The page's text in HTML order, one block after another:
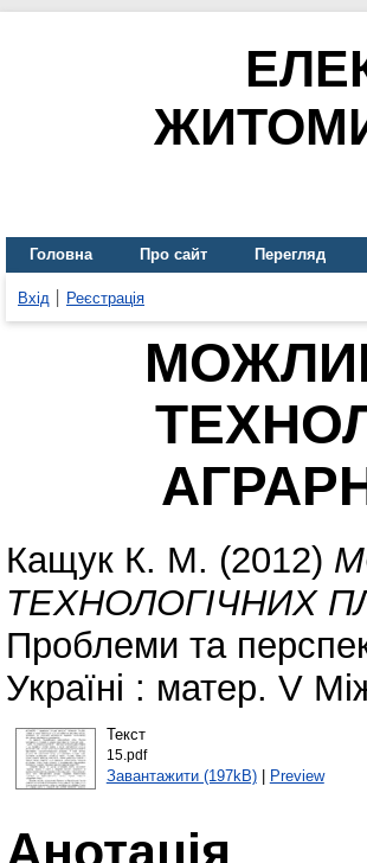
Головна Про сайт Перегляд
Вхід Реєстрація
Кащук К. М. (2012)
ТЕХНОЛОГІЧНИХ
Проблеми та
Україні : матер. V
Текст
15.pdf
Завантажити (197kB)| Preview
Анотація